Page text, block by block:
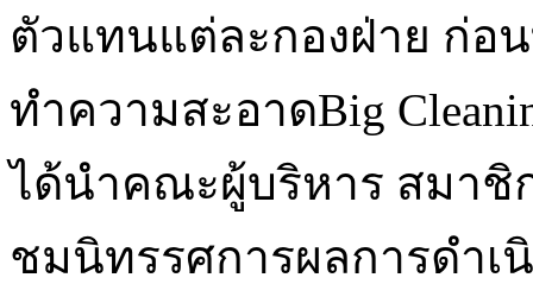
ตัวแทนแต่ละกองฝ่าย ก่อ
ทำความสะอาดBig
ได้นำคณะผู้บริหาร สมาชิ
ชมนิทรรศการผลการดำเ